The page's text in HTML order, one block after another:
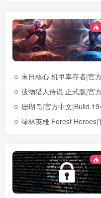
末日核心 机甲幸存者|官方中文
遗物猎人传说 正式版|官方中文
珊瑚岛|官方中文
绿林英雄 Forest Heroes|官方中文